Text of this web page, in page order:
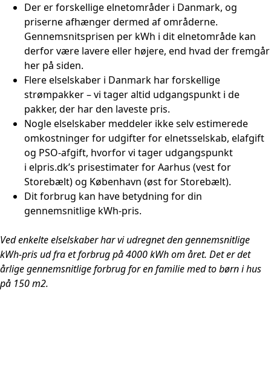
Der er forskellige elnetområder i Danmark, og
priserne afhænger dermed af områderne.
Gennemsnitsprisen per kWh i dit elnetområde kan
derfor være lavere eller højere, end hvad der fremgår
her på siden.
Flere elselskaber i Danmark har forskellige
strømpakker – vi tager altid udgangspunkt i de
pakker, der har den laveste pris.
Nogle elselskaber meddeler ikke selv estimerede
omkostninger for udgifter for elnetsselskab, elafgift
og PSO-afgift, hvorfor vi tager udgangspunkt
i elpris.dk’s prisestimater for Aarhus (vest for
Storebælt) og København (øst for Storebælt).
Dit forbrug kan have betydning for din
gennemsnitlige kWh-pris.
Ved enkelte elselskaber har vi udregnet den gennemsnitlige
kWh-pris ud fra et forbrug på 4000 kWh om året. Det er det
årlige gennemsnitlige forbrug for en familie med to børn i hus
på 150 m2.